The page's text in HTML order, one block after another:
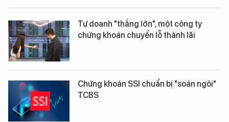
Tự doanh "thắng lớn", một công ty
chứng khoán chuyển lỗ thành lãi
Chứng khoán SSI chuẩn bị "soán ngôi"
TCBS